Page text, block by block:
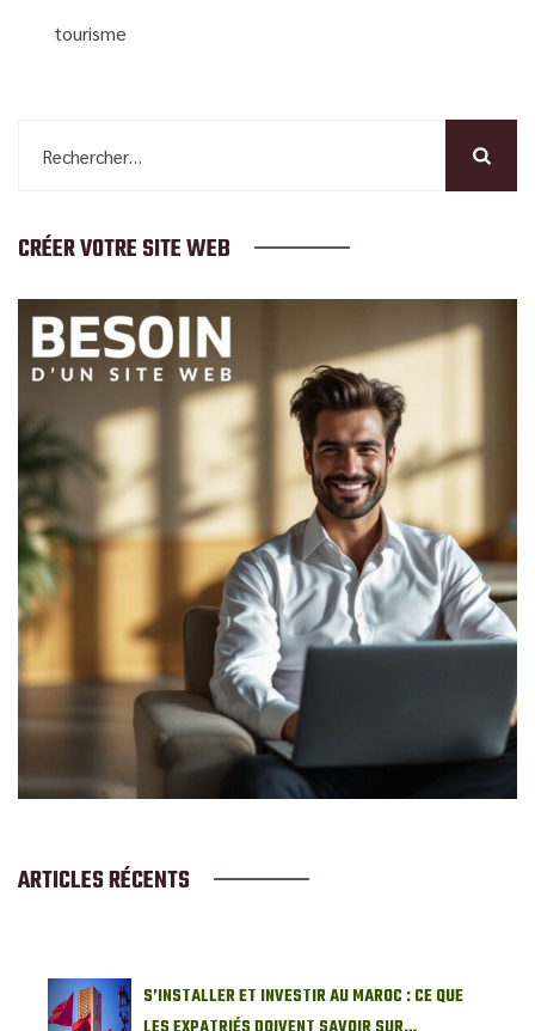
tourisme
CRÉER VOTRE SITE WEB
ARTICLES RÉCENTS
S’INSTALLER ET INVESTIR AU MAROC : CE QUE